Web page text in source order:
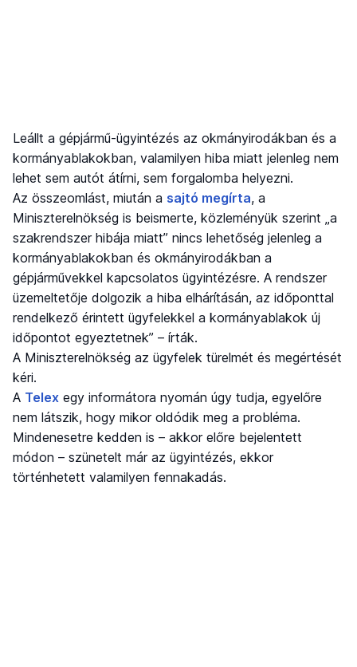
Leállt a gépjármű-ügyintézés az okmányirodákban és a
kormányablakokban, valamilyen hiba miatt jelenleg nem
lehet sem autót átírni, sem forgalomba helyezni.
Az összeomlást, miután a sajtó megírta, a
Miniszterelnökség is beismerte, közleményük szerint „a
szakrendszer hibája miatt” nincs lehetőség jelenleg a
kormányablakokban és okmányirodákban a
gépjárművekkel kapcsolatos ügyintézésre. A rendszer
üzemeltetője dolgozik a hiba elhárításán, az időponttal
rendelkező érintett ügyfelekkel a kormányablakok új
időpontot egyeztetnek” – írták.
A Miniszterelnökség az ügyfelek türelmét és megértését
kéri.
A Telex egy informátora nyomán úgy tudja, egyelőre
nem látszik, hogy mikor oldódik meg a probléma.
Mindenesetre kedden is – akkor előre bejelentett
módon – szünetelt már az ügyintézés, ekkor
történhetett valamilyen fennakadás.